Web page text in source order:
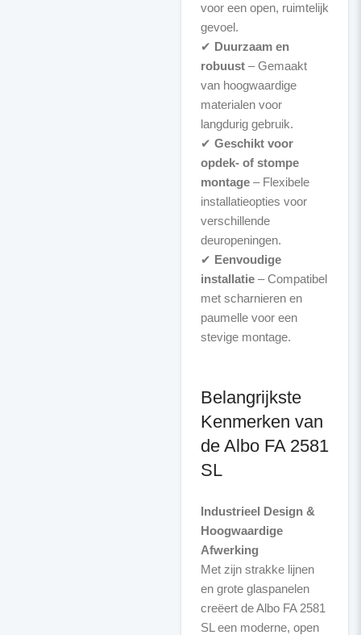
voor een open, ruimtelijk
gevoel.
✔ Duurzaam en
robuust– Gemaakt
van hoogwaardige
materialen voor
langdurig gebruik.
✔ Geschikt voor
opdek- of stompe
montage– Flexibele
installatieopties voor
verschillende
deuropeningen.
✔ Eenvoudige
installatie– Compatibel
met scharnieren en
paumelle voor een
stevige montage.
Belangrijkste
Kenmerken van
de Albo FA 2581
SL
Industrieel Design &
Hoogwaardige
Afwerking
Met zijn strakke lijnen
en grote glaspanelen
creëert de Albo FA 2581
SL een moderne, open